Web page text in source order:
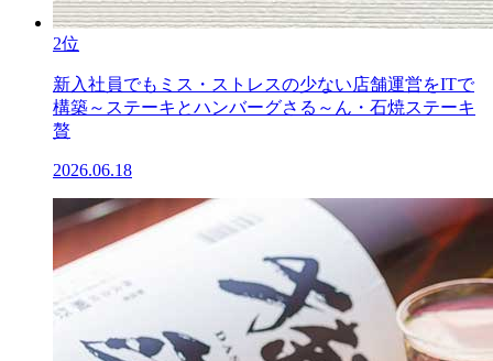
2位
新入社員でもミス・ストレスの少ない店舗運営をITで
構築～ステーキとハンバーグさる～ん・石焼ステーキ
贅
2026.06.18